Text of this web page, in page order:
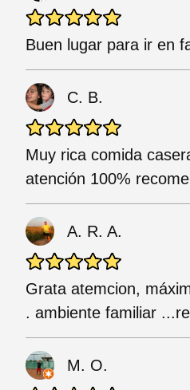
Buen lugar para ir en
C. B.
Muy rica comida
atención 100%
A. R. A.
Grata atemcion,
. ambiente familiar
M. O.